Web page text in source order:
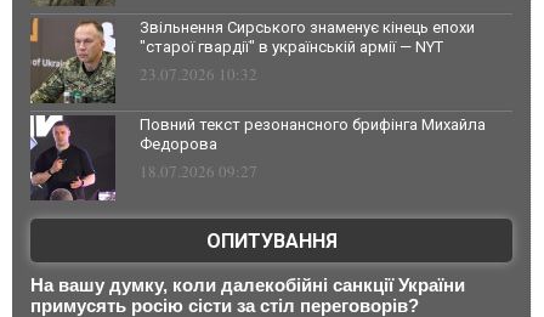
Звільнення Сирського знаменує кінець епохи
"старої гвардії" в українській армії — NYT
23.07.2026 10:32
Повний текст резонансного брифінга Михайла
Федорова
18.07.2026 09:27
ОПИТУВАННЯ
На вашу думку, коли далекобійні санкції України
примусять росію сісти за стіл переговорів?